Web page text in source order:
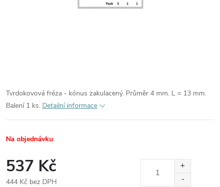
Tvrdokovová fréza - kónus zakulacený. Průměr 4 mm. L = 13 mm.
Balení 1 ks. Detailní informace
Na objednávku
537 Kč
444 Kč bez DPH